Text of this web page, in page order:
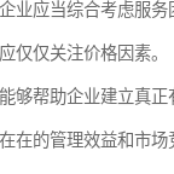
业应当综合考虑服
仅仅关注价格因素。
够帮助企业建立真
在的管理效益和市场